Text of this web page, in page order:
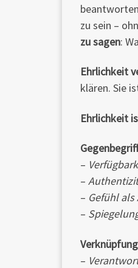
zu sein –
zu sagen:
Ehrlichkeit
klären. Sie
Ehrlichkeit
–
–
– Gefühl
–
–